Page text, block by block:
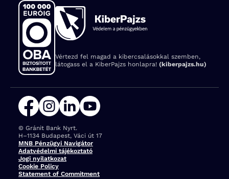
Vértezd fel magad a kibercsalásokkal szemben,
látogass el a KiberPajzs honlapra! (kiberpajzs.hu)
© Gránit Bank Nyrt.
Cím:
H–1134 Budapest, Váci út 17
MNB Pénzügyi Navigátor
Adatvédelmi tájékoztató
Jogi nyilatkozat
Cookie Policy
Statement of Commitment